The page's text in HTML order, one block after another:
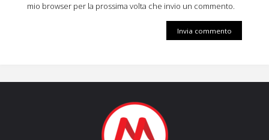
mio browser per la prossima volta che invio un commento.